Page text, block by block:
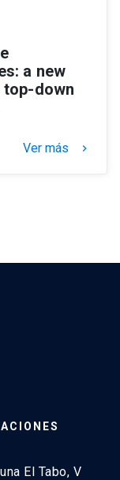
a new
top-down
Ver más keyboard_arrow_right
El Tabo, V